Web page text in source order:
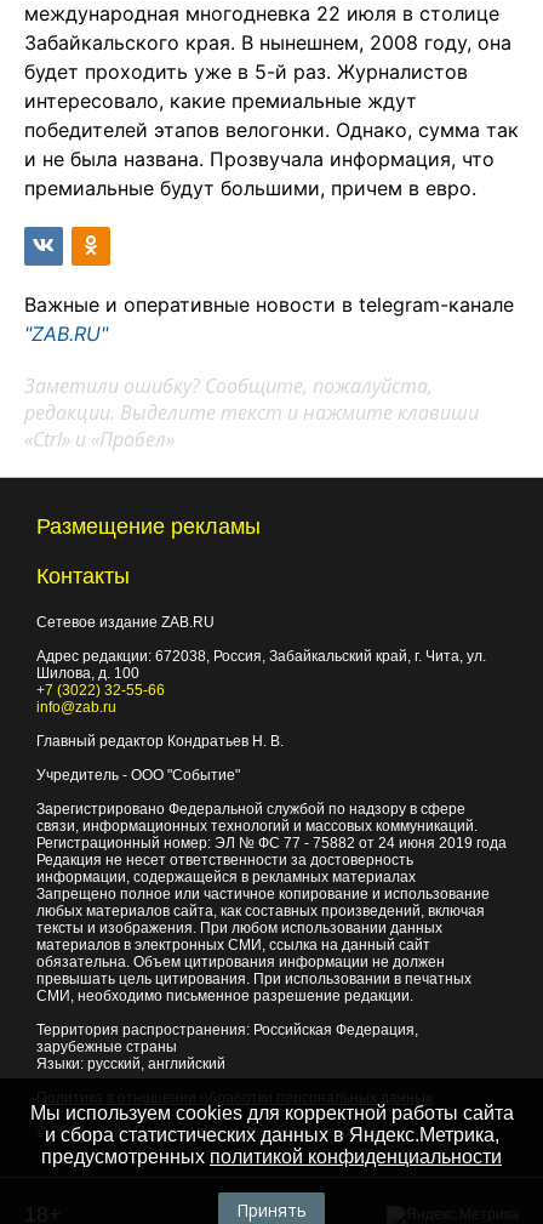
международная многодневка 22 июля в столице
Забайкальского края. В нынешнем, 2008 году, она
будет проходить уже в 5-й раз. Журналистов
интересовало, какие премиальные ждут
победителей этапов велогонки. Однако, сумма так
и не была названа. Прозвучала информация, что
премиальные будут большими, причем в евро.
Важные и оперативные новости в telegram-канале
"ZAB.RU"
Заметили ошибку? Сообщите, пожалуйста,
редакции. Выделите текст и нажмите клавиши
«Ctrl» и «Пробел»
Размещение рекламы
Контакты
Сетевое издание ZAB.RU
Адрес редакции: 672038, Россия, Забайкальский край, г. Чита, ул.
Шилова, д. 100
+7 (3022) 32-55-66
info@zab.ru
Главный редактор Кондратьев Н. В.
Учредитель - ООО "Событие"
Зарегистрировано Федеральной службой по надзору в сфере
связи, информационных технологий и массовых коммуникаций.
Регистрационный номер: ЭЛ № ФС 77 - 75882 от 24 июня 2019 года
Редакция не несет ответственности за достоверность
информации, содержащейся в рекламных материалах
Запрещено полное или частичное копирование и использование
любых материалов сайта, как составных произведений, включая
тексты и изображения. При любом использовании данных
материалов в электронных СМИ, ссылка на данный сайт
обязательна. Объем цитирования информации не должен
превышать цель цитирования. При использовании в печатных
СМИ, необходимо письменное разрешение редакции.
Территория распространения: Российская Федерация,
зарубежные страны
Языки: русский, английский
© 2007 - 2026Портал Читы и Забайкальского края
Мы используем cookies для корректной работы сайта
и сбора статистических данных в Яндекс.Метрика,
предусмотренных политикой конфиденциальности
Принять